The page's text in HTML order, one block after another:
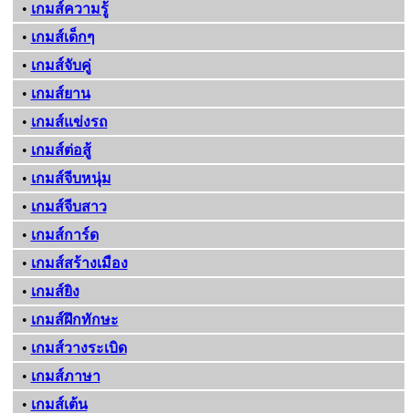
• เกมส์ความรู้
• เกมส์เด็กๆ
• เกมส์จับคู่
• เกมส์ยาน
• เกมส์แข่งรถ
• เกมส์ต่อสู้
• เกมส์จีบหนุ่ม
• เกมส์จีบสาว
• เกมส์การ์ด
• เกมส์สร้างเมือง
• เกมส์ยิง
• เกมส์ฝึกทักษะ
• เกมส์วางระเบิด
• เกมส์ภาษา
• เกมส์เต้น